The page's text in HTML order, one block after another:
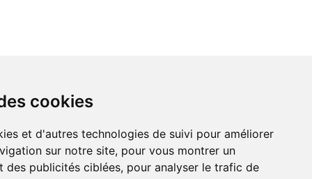
cookies
et d'autres technologies de suivi pour améliorer
sur notre site, pour vous montrer un
des publicités ciblées, pour analyser le trafic de
cookies
et d'autres technologies de suivi pour améliorer
sur notre site, pour vous montrer un
des publicités ciblées, pour analyser le trafic de